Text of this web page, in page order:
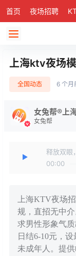
首页 夜场招聘
上海ktv夜场
全国动态 6 个月
女兔帮®上
女兔帮
释放双眼
00:00
上海KTV夜场
规，直招无中
求男性形象气
日结6-10元，
未成年人。提